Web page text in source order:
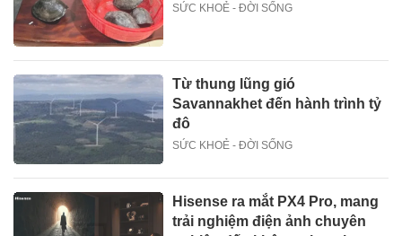
SỨC KHOẺ - ĐỜI SỐNG
Từ thung lũng gió
Savannakhet đến hành trình tỷ
đô
SỨC KHOẺ - ĐỜI SỐNG
Hisense ra mắt PX4 Pro, mang
trải nghiệm điện ảnh chuyên